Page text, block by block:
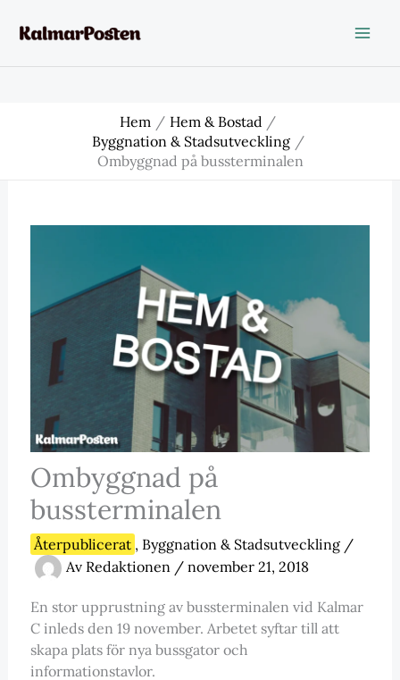
Hem
Hem & Bostad
Byggnation & Stadsutveckling
Ombyggnad på bussterminalen
Ombyggnad på
bussterminalen
Återpublicerat , Byggnation & Stadsutveckling/
Av Redaktionen / november 21, 2018
En stor upprustning av bussterminalen vid Kalmar
C inleds den 19 november. Arbetet syftar till att
skapa plats för nya bussgator och
informationstavlor.